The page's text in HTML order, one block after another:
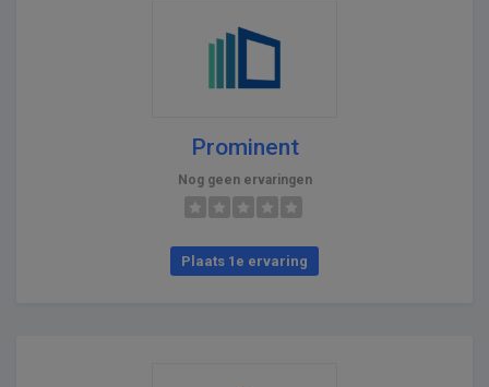
Prominent
Nog geen ervaringen
Plaats 1e ervaring